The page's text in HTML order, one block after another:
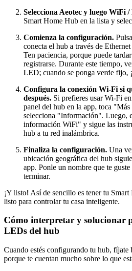
Selecciona Aeotec y luego WiFi
Smart Home Hub en la lista y
Comienza la configuración.
conecta el hub a través de
Ten paciencia, porque puede
registrarse. Durante este tiempo,
LED; cuando se ponga verde fijo,
Configura la conexión Wi-Fi si
después. Si prefieres usar Wi-Fi
panel del hub en la app, toca "Más
selecciona "Información". Luego,
información WiFi" y sigue las
hub a tu red inalámbrica.
Finaliza la configuración. Una
ubicación geográfica del hub
app. Ponle un nombre que te
terminar.
¡Y listo! Así de sencillo es tener tu
listo para controlar tu casa inteligente.
Cómo interpretar y solucionar
LEDs del hub
Cuando estés configurando tu hub, fíjate
porque te cuentan mucho sobre lo que